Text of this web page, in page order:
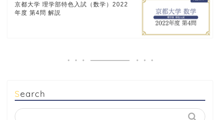
京都大学 理学部特色入試（数学）2022
年度 第4問 解説
Search